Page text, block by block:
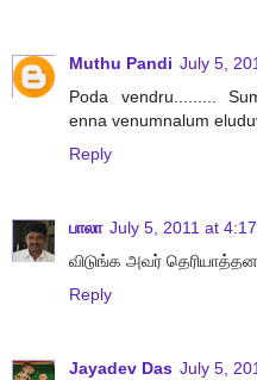
Muthu Pandi July 5,
Poda vendru.........
enna venumnalum
Reply
பாலா July 5, 2011 at
விடுங்க அவர்
Reply
Jayadev Das July 5,